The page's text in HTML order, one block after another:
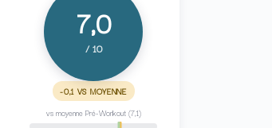
7,0
/ 10
-0,1 VS MOYENNE
vs moyenne Pré-Workout (7,1)